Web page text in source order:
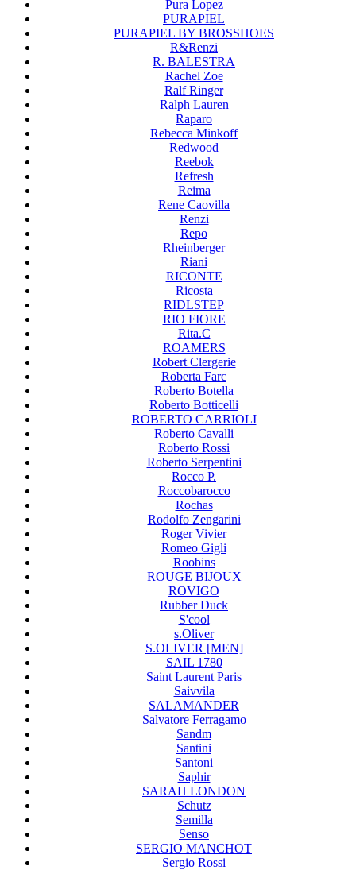
Pura Lopez
PURAPIEL
PURAPIEL BY BROSSHOES
R&Renzi
R. BALESTRA
Rachel Zoe
Ralf Ringer
Ralph Lauren
Raparo
Rebecca Minkoff
Redwood
Reebok
Refresh
Reima
Rene Caovilla
Renzi
Repo
Rheinberger
Riani
RICONTE
Ricosta
RIDLSTEP
RIO FIORE
Rita.C
ROAMERS
Robert Clergerie
Roberta Farc
Roberto Botella
Roberto Botticelli
ROBERTO CARRIOLI
Roberto Cavalli
Roberto Rossi
Roberto Serpentini
Rocco P.
Roccobarocco
Rochas
Rodolfo Zengarini
Roger Vivier
Romeo Gigli
Roobins
ROUGE BIJOUX
ROVIGO
Rubber Duck
S'cool
s.Oliver
S.OLIVER [MEN]
SAIL 1780
Saint Laurent Paris
Saivvila
SALAMANDER
Salvatore Ferragamo
Sandm
Santini
Santoni
Saphir
SARAH LONDON
Schutz
Semilla
Senso
SERGIO MANCHOT
Sergio Rossi